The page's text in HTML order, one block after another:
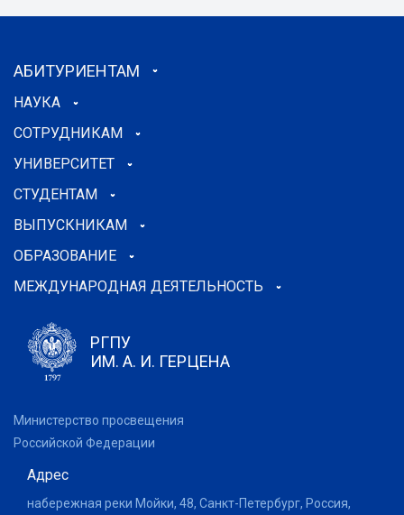
АБИТУРИЕНТАМ
НАУКА
СОТРУДНИКАМ
УНИВЕРСИТЕТ
СТУДЕНТАМ
ВЫПУСКНИКАМ
ОБРАЗОВАНИЕ
МЕЖДУНАРОДНАЯ ДЕЯТЕЛЬНОСТЬ
РГПУ
ИМ. А. И. ГЕРЦЕНА
Министерство просвещения
Российской Федерации
Адрес
набережная реки Мойки, 48, Санкт-Петербург, Россия,